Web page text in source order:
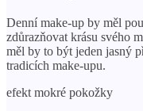
Denní make-up by měl
zdůrazňovat krásu svého
měl by to být jeden jasný
tradicích make-upu.
efekt mokré pokožky